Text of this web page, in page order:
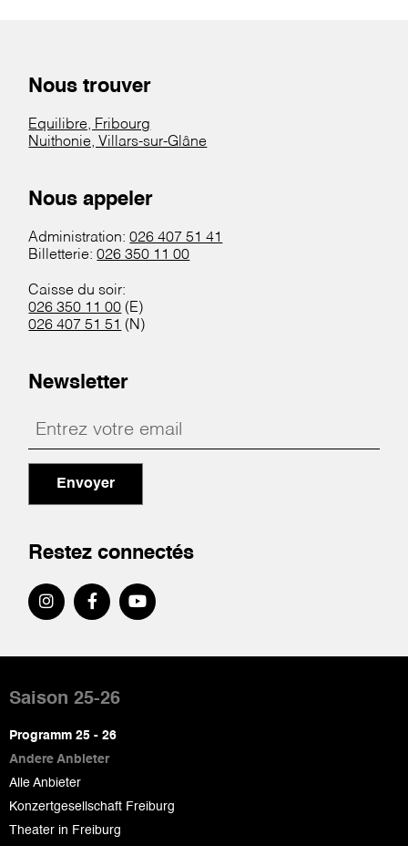
Nous trouver
Equilibre, Fribourg
Nuithonie, Villars-sur-Glâne
Nous appeler
Administration:026 407 51 41
Billetterie:026 350 11 00
Caisse du soir:
026 350 11 00 (E)
026 407 51 51 (N)
Newsletter
Envoyer
Restez connectés
de
page
Saison 25-26
Programm 25 - 26
Andere Anbieter
Alle Anbieter
Konzertgesellschaft Freiburg
Theater in Freiburg